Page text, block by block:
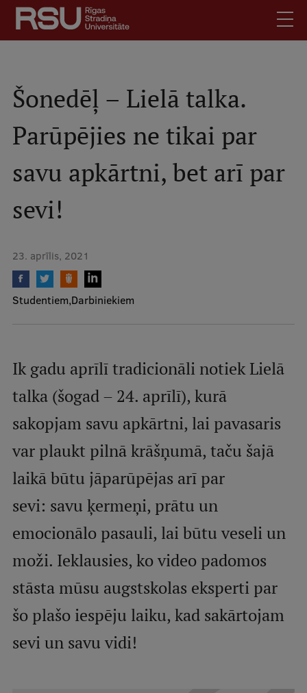
Pārlekt
galveno
saturu
Mobile
augšējā
izvēlne
Studentiem
Darbiniekiem
Darba devējiem
Kontakti
Vakances
izvēlne
Pamatstudiju programmas
Maģistra studiju programmas
Doktorantūra
Rezidentūra
Uzņemšana
Praktiska informācija
Par RSU
Studentu dzīve
Šonedēļ – Lielā talka.
Parūpējies ne tikai par
savu apkārtni, bet arī par
sevi!
23. aprīlis, 2021
Studentiem Darbiniekiem
Ik gadu aprīlī tradicionāli notiek Lielā
talka (šogad – 24. aprīlī), kurā
sakopjam savu apkārtni, lai pavasaris
var plaukt pilnā krāšņumā, taču šajā
laikā būtu jāparūpējas arī par
sevi: savu ķermeņi, prātu un
emocionālo pasauli, lai būtu veseli un
moži. Ieklausies, ko video padomos
stāsta mūsu augstskolas eksperti par
šo plašo iespēju laiku, kad sakārtojam
sevi un savu vidi!